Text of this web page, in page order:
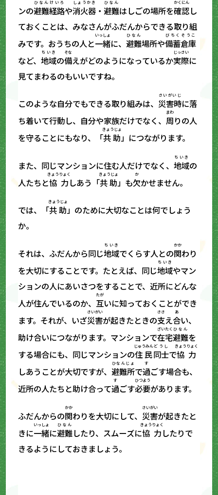
ンの避難
ひなん
経路
けいろ
や消火器
しょうかき
・ 避難
ひなん
はしごの場所を確認
かくにん
し
ておくことは、みなさんがふだんからできる取り組
みです。おうちの人と一緒
いっしょ
に、 避難
ひなん
場所や備蓄
びちく
倉庫
そうこ
など、地域
ちいき
の備
そな
えがどのようになっているか実際
じっさい
に
見てまわるのもいいですね。
このような自分でもできる取り組みは、 災害時
さいがいじ
に落
ち着いて行動し、自分や家族だけでなく、周
まわ
りの人
を守ることにもなり、「共助
きょうじょ
」につながります。
また、同じマンションに住む人だけでなく、地域
ちいき
の
人たちと協力
きょうりょく
しあう「共助
きょうじょ
」も欠
か
かせません。
では、「共助
きょうじょ
」のために大切なことは何でしょう
か。
それは、ふだんから同じ地域
ちいき
でくらす人との関
かか
わり
を大切にすることです。たとえば、同じ地域
ちいき
やマン
ションの人にあいさつをすることで、近所にどんな
人が住んでいるのか、 互
たが
いに知っておくことができ
ます。それが、いざ災害
さいがい
が起きたときの支
ささ
え合
あ
い、
助け合いにつながります。マンションで在宅
ざいたく
避難
ひなん
を
する場合にも、同じマンションの住民
じゅうみん
同士
どうし
で協力
きょうりょく
しあうことが大切ですが、 避難所
ひなんじょ
で過
す
ごす場合も、
近所の人たちと助け合って過
す
ごす必要
ひつよう
があります。
ふだんからの関
かか
わりを大切にして、 災害
さいがい
が起きたと
きに一緒
いっしょ
に避難
ひなん
したり、スムーズに協力
きょうりょく
したりで
きるようにしておきましょう。